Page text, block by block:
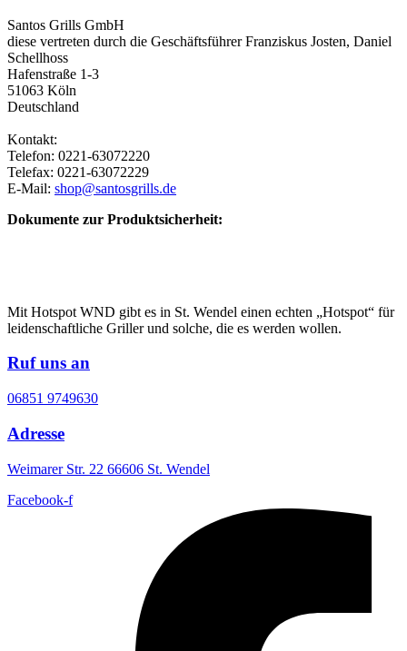
Santos Grills GmbH
diese vertreten durch die Geschäftsführer Franziskus Josten, Daniel
Schellhoss
Hafenstraße 1-3
51063 Köln
Deutschland
Kontakt:
Telefon: 0221-63072220
Telefax: 0221-63072229
E-Mail: shop@santosgrills.de
Dokumente zur Produktsicherheit:
Mit Hotspot WND gibt es in St. Wendel einen echten „Hotspot“ für
leidenschaftliche Griller und solche, die es werden wollen.
Ruf uns an
06851 9749630
Adresse
Weimarer Str. 22 66606 St. Wendel
Facebook-f